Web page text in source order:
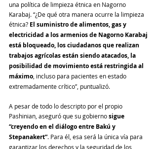
una política de limpieza étnica en Nagorno
Karabaj. “¿De qué otra manera ocurre la limpieza
étnica? El suministro de alimentos, gas y
electricidad a los armenios de Nagorno Karabaj
está bloqueado, los ciudadanos que realizan
trabajos agrícolas están siendo atacados, la
posibilidad de movimiento está restringida al
máximo, incluso para pacientes en estado
extremadamente crítico”, puntualizó.
A pesar de todo lo descripto por el propio
Pashinian, aseguró que su gobierno sigue
“creyendo en el diálogo entre Bakú y
Stepanakert”. Para él, esa será la única vía para
garantizar los derechos y la seguridad de los